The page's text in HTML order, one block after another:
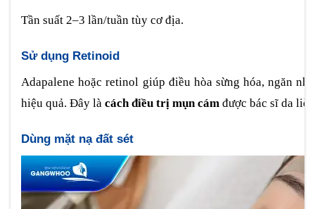
Tần suất 2–3 lần/tuần tùy cơ địa.
Sử dụng Retinoid
Adapalene hoặc retinol giúp điều hòa sừng hóa, ngăn
hiệu quả. Đây là cách điều trị mụn cám được bác sĩ da
Dùng mặt nạ đất sét